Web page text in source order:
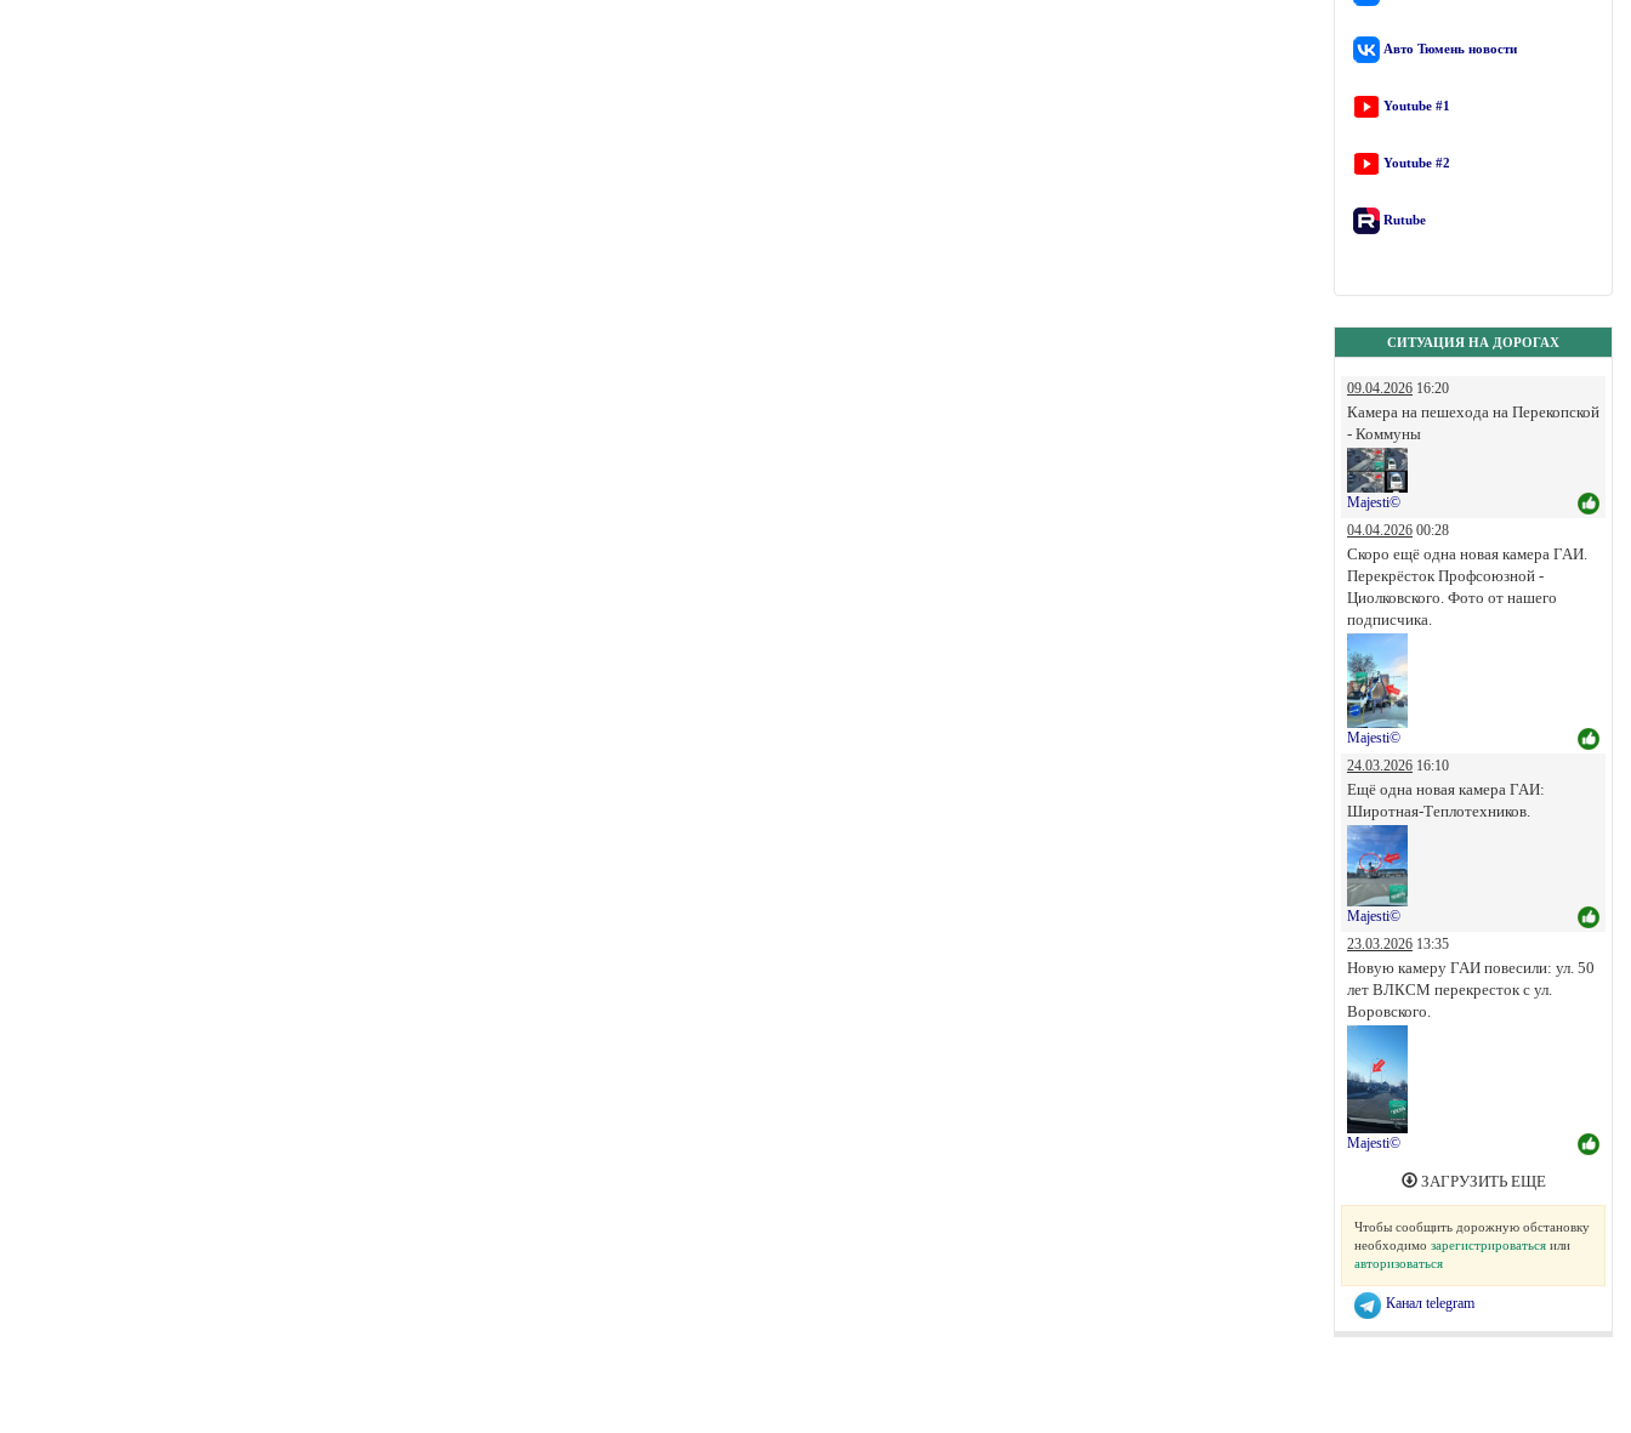
Авто Тюмень новости
Youtube #1
Youtube #2
Rutube
СИТУАЦИЯ НА ДОРОГАХ
09.04.2026 16:20
Камера на пешехода на Перекопской
- Коммуны
Majesti©
04.04.2026 00:28
Скоро ещё одна новая камера ГАИ.
Перекрёсток Профсоюзной -
Циолковского. Фото от нашего
подписчика.
Majesti©
24.03.2026 16:10
Ещё одна новая камера ГАИ:
Широтная-Теплотехников.
Majesti©
23.03.2026 13:35
Новую камеру ГАИ повесили: ул. 50
лет ВЛКСМ перекресток с ул.
Воровского.
Majesti©
ЗАГРУЗИТЬ ЕЩЕ
Чтобы сообщить дорожную обстановку
необходимо зарегистрироваться или
авторизоваться
Канал telegram